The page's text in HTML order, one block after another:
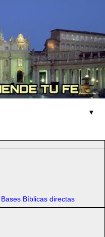
▼
Bíblicas directas